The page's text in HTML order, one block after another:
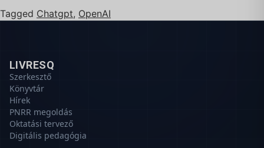
Tagged Chatgpt, OpenAI
LIVRESQ
Szerkesztő
Könyvtár
Hírek
PNRR megoldás
Oktatási tervező
Digitális pedagógia